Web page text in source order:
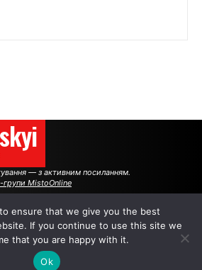
— з активним посиланням.
групи MistoOnline
АВТОРИ РЕКЛАМА НА САЙТІ
ensure that we give you the best
If you continue to use this site we
that you are happy with it.
Ok